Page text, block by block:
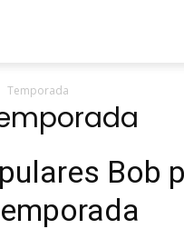
Temporada
Bob